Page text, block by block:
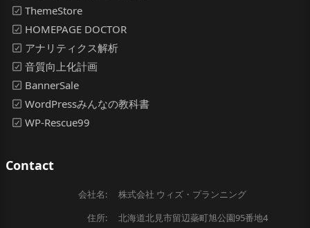
ThemeStore
HOMEPAGE DOCTOR
アナリティクス解析
音質向上化計画
BannerSale
WordPressみんなの教科書
WP-Rescue99
Contact
会社名:
株式会社 ウィズ・プランニング
住所:
北海道北見市留辺蘂町旭公園95番地4